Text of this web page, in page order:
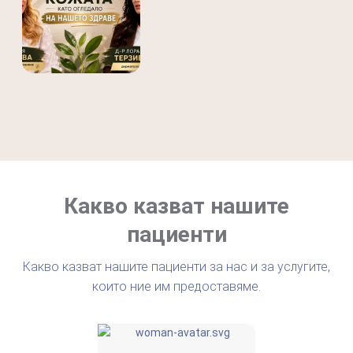
защита крие своите рискове. Един от най-честите
проблеми, с които се сблъскваме в нашата практика, е
актини…
Какво казват нашите
пациенти
Какво казват нашите пациенти за нас и за услугите,
които ние им предоставяме.